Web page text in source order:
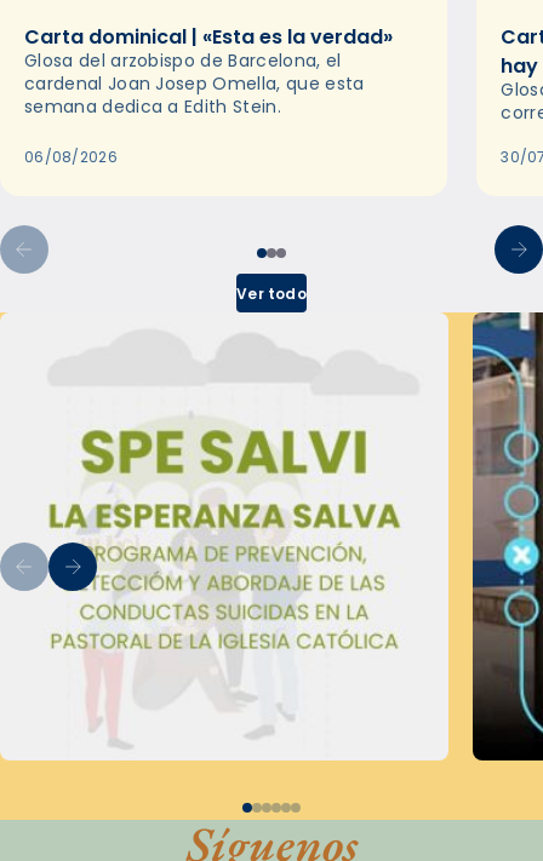
Carta dominical | «Esta es la verdad»
Glosa del arzobispo de Barcelona, el
cardenal Joan Josep Omella, que esta
semana dedica a Edith Stein.
06/08/2026 30/
Ver todo
Síguenos